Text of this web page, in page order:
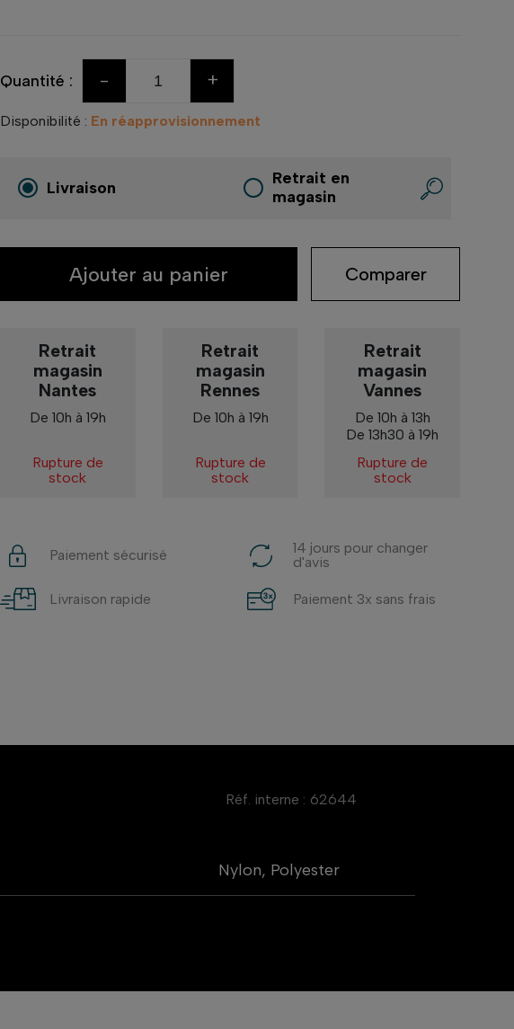
Quantité : - +
Disponibilité : En réapprovisionnement
Livraison
Retrait en
magasin
Ajouter au panier Comparer
Retrait
magasin
Nantes
De 10h à 19h
Rupture de
stock
Retrait
magasin
Rennes
De 10h à 19h
Rupture de
stock
Retrait
magasin
Vannes
De 10h à 13h
De 13h30 à 19h
Rupture de
stock
Paiement sécurisé
14 jours pour changer
d'avis
Livraison rapide Paiement 3x sans frais
Réf. interne : 62644
Nylon, Polyester